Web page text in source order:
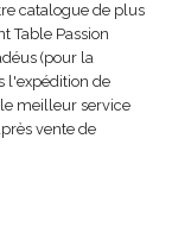
catalogue de plus
Table Passion
(pour la
l'expédition de
meilleur service
vente de